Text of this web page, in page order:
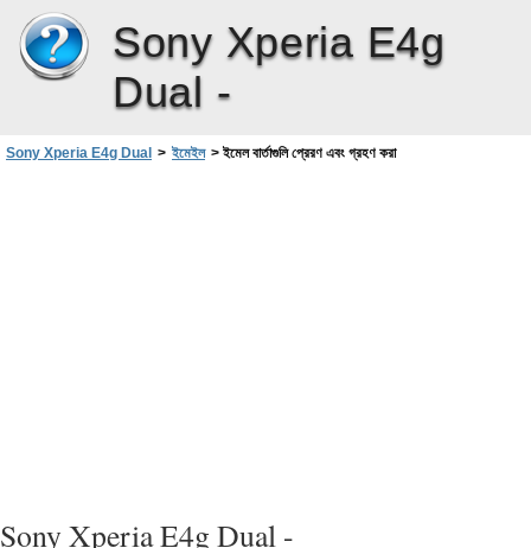
Sony Xperia E4g
Dual -
Sony Xperia E4g Dual > ইমেইল > ইমেল বার্তাগুলি প্রেরণ এবং গ্রহণ করা
Sony Xperia E4g Dual -